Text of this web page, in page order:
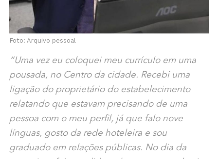
Foto: Arquivo pessoal
“Uma vez eu coloquei meu currículo em uma
pousada, no Centro da cidade. Recebi uma
ligação do proprietário do estabelecimento
relatando que estavam precisando de uma
pessoa com o meu perfil, já que falo nove
línguas, gosto da rede hoteleira e sou
graduado em relações públicas. No dia da